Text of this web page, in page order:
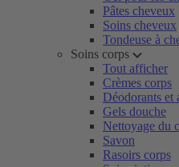
Pâtes cheveux
Soins cheveux
Tondeuse à
Soins corps
Tout afficher
Crèmes corps
Déodorants et
Gels douche
Nettoyage du
Savon
Rasoirs corps